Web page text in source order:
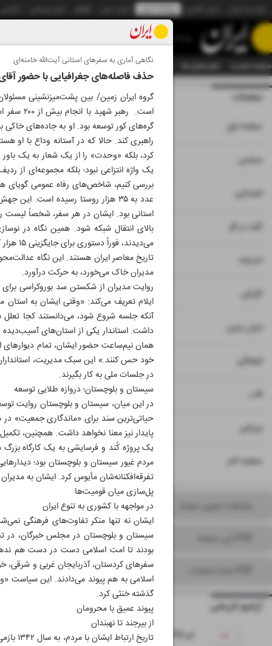
صفحه نخست تمام ویژه نامه ها آرشیو سازمان آگهی‌ها دستیار
نگاهی آماری به سفرهای استانی آیت‌الله خامنه‌ای
حذف فاصله‌های جغرافیایی با حضور
گروه ایران زمین/ بین پشت‌میزنشینی
است.
گره‌های کور توسعه بود. او به جاده‌های
راهبری کند. حالا که در آستانه‌ وداع با او
کرد، بلکه «وحدت» را از یک شعار به یک
یک واژه‌ انتزاعی نبود؛ بلکه مجموعه‌ای از
عدد به ۳۵ هزار روستا رسیده است.
استانی بود. ایشان در هر سفر، شخصاً لیست
بالای انتقال شبکه شود. همین نگاه در
تاریخ معاصر ایران هستند. این نگاه
مدیران خاک می‌خورد، به حرکت درآورد.
روایت مدیران از شکستن سد بوروکراسی
ایلام تعریف می‌کند: «وقتی ایشان به
آنکه جلسه شروع شود، می‌دانستند کجا
داشت. استاندار یکی از استان‌های
همان نیم‌ساعت حضور ایشان، تمام
خود حس کنند.» این سبک مدیریت،
در جلسات ملی به کار بگیرند.
سیستان و بلوچستان؛ دروازه‌ طلایی توسعه
در این میان، سیستان و بلوچستان روایت
حیاتی‌ترین سند برای «ماندگاری جمعیت»
پایدار نیز معنا نخواهد داشت. همچنین،
یک پروژه‌ کُند و فرسایشی به یک کارگاه بزرگ
مردم غیور سیستان و بلوچستان بود؛
تفرقه‌افکنانه‌شان مأیوس کرد. ایشان به
پل‌سازی میان قومیت‌ها
در مواجهه با کشوری به تنوع ایران
ایشان نه تنها منکر تفاوت‌های فرهنگی
سیستان و بلوچستان در مجلس خبرگان، در
بودند تا امت اسلامی دست در دست هم
سفرهای کردستان، آذربایجان‌ غربی و شرقی،
اسلامی به هم پیوند می‌دادند. این سیاست
گذشته خنثی کرد.
پیوند عمیق با محرومان
از بیرجند تا نهبندان
صفحات
صفحه اول ۱
سیاسی ۲ ۳
اجتماعی ۴
گفت و گو ۵
اندیشه ۶
گزارش ۷
ایران زمین ۸
فرهنگی ۹
قاب ۱۰
ورزشی ۱۱
صفحه آخر ۱۲
آرشیو تاریخی
۱۴۰۵ تیر
شماره نه هزار و